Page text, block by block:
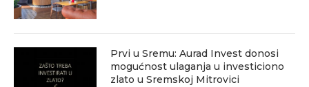
Prvi u Sremu: Aurad Invest donosi
mogućnost ulaganja u investiciono
zlato u Sremskoj Mitrovici